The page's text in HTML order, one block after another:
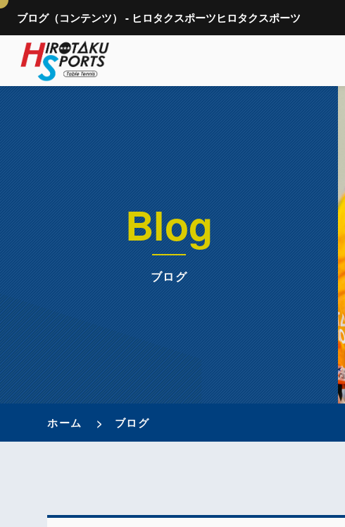
ブログ（コンテンツ） - ヒロタクスポーツヒロタクスポーツ
Blog
ブログ
ホーム ブログ